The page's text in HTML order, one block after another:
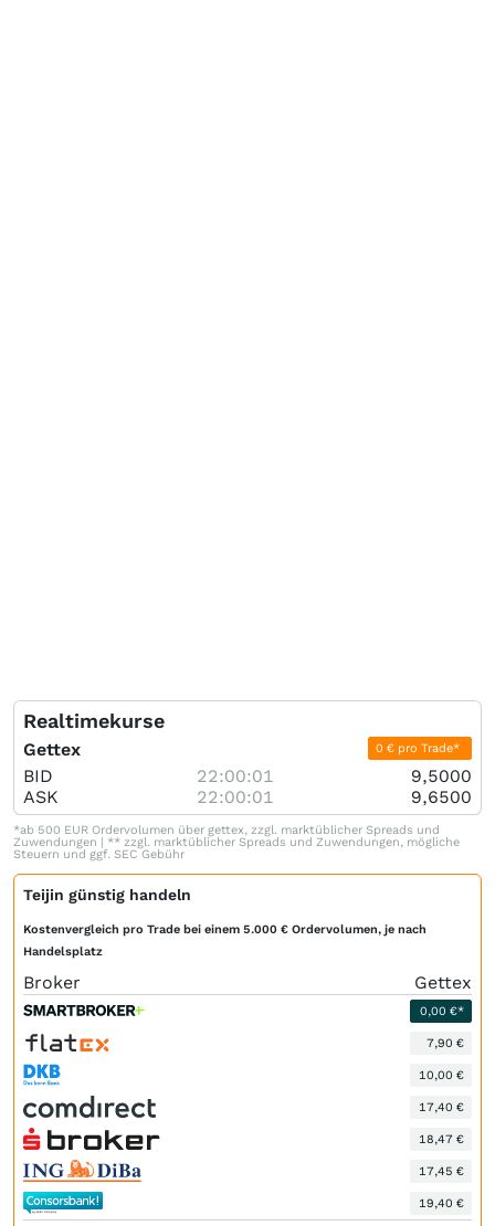
Realtimekurse
Gettex 0 € pro Trade*
BID 22:00:01
9,5000
ASK
22:00:01 9,6500
*ab 500 EUR Ordervolumen über gettex, zzgl. marktüblicher Spreads und
Zuwendungen | ** zzgl. marktüblicher Spreads und Zuwendungen, mögliche
Steuern und ggf. SEC Gebühr
Teijin günstig handeln
Kostenvergleich pro Trade bei einem 5.000 € Ordervolumen, je nach
Handelsplatz
Broker Gettex
0,00 €*
7,90 €
10,00 €
17,40 €
18,47 €
17,45 €
19,40 €